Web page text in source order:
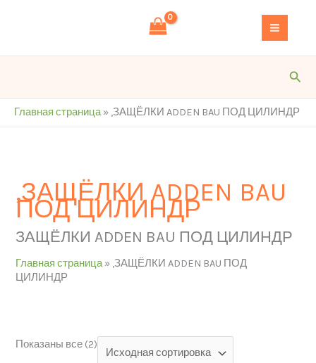
Главная страница» ,ЗАЩЁЛКИ ADDEN BAU ПОД ЦИЛИНДР
h
,ЗАЩЁЛКИ ADDEN BAU
ПОД ЦИЛИНДР
ЗАЩЁЛКИ ADDEN BAU ПОД ЦИЛИНДР
Главная страница» ,ЗАЩЁЛКИ ADDEN BAU ПОД
ЦИЛИНДР
Категории товаров
Показаны все (2)